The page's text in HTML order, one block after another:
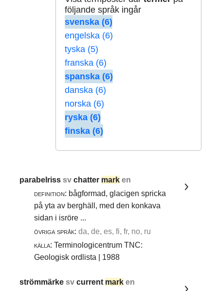
följande språk ingår
svenska (6)
engelska (6)
tyska (5)
franska (6)
spanska (6)
danska (6)
norska (6)
ryska (6)
finska (6)
parabelrisssvchatter mark en
definition: bågformad, glacigen spricka
på yta av berghäll, med den konkava
sidan i isröre ...
övriga språk: da, de, es, fi, fr, no, ru
källa: Terminologicentrum TNC:
Geologisk ordlista | 1988
strömmärkesvcurrent mark en